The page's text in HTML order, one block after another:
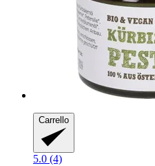
Carrello
5.0 (4)